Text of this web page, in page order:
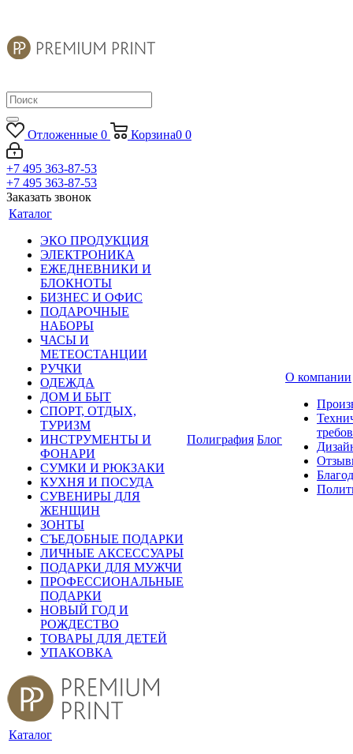
Отложенные 0 Корзина0 0
+7 495 363-87-53
+7 495 363-87-53
Заказать звонок
Каталог
ЭКО ПРОДУКЦИЯ
ЭЛЕКТРОНИКА
ЕЖЕДНЕВНИКИ И
БЛОКНОТЫ
БИЗНЕС И ОФИС
ПОДАРОЧНЫЕ
НАБОРЫ
ЧАСЫ И
МЕТЕОСТАНЦИИ
РУЧКИ
ОДЕЖДА
ДОМ И БЫТ
СПОРТ, ОТДЫХ,
ТУРИЗМ
ИНСТРУМЕНТЫ И
ФОНАРИ
СУМКИ И РЮКЗАКИ
КУХНЯ И ПОСУДА
СУВЕНИРЫ ДЛЯ
ЖЕНЩИН
ЗОНТЫ
СЪЕДОБНЫЕ ПОДАРКИ
ЛИЧНЫЕ АКСЕССУАРЫ
ПОДАРКИ ДЛЯ МУЖЧИ
ПРОФЕССИОНАЛЬНЫЕ
ПОДАРКИ
НОВЫЙ ГОД И
РОЖДЕСТВО
ТОВАРЫ ДЛЯ ДЕТЕЙ
УПАКОВКА
Полиграфия Блог
О компании
Каталог